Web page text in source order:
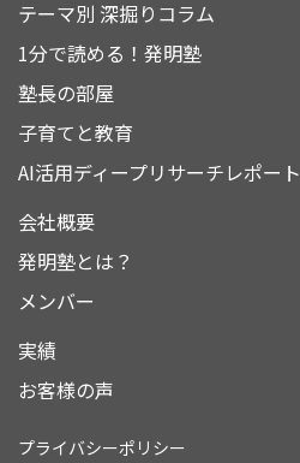
テーマ別 深掘りコラム
1分で読める！発明塾
塾長の部屋
子育てと教育
AI活用ディープリサーチレポート
会社概要
発明塾とは？
メンバー
実績
お客様の声
プライバシーポリシー